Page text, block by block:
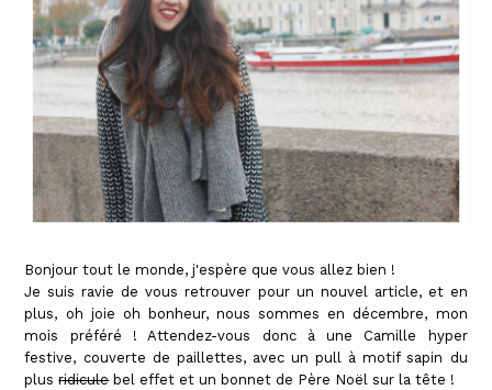
Bonjour tout le monde, j'espère que vous allez bien !
Je suis ravie de vous retrouver pour un nouvel article, et en
plus, oh joie oh bonheur, nous sommes en décembre, mon
mois préféré ! Attendez-vous donc à une Camille hyper
festive, couverte de paillettes, avec un pull à motif sapin du
plusridiculebel effet et un bonnet de Père Noël sur la tête !